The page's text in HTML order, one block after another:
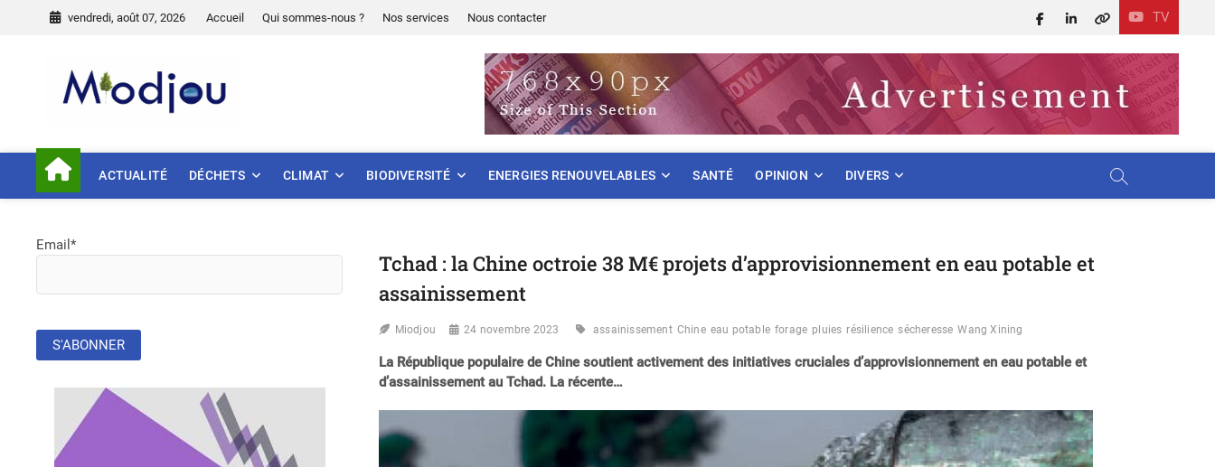
vendredi, août 07, 2026 Accueil Qui sommes-nous ? Nos services Nous contacter TV
Facebook
LinkedIn
X
ACTUALITÉ DÉCHETS CLIMAT BIODIVERSITÉ ENERGIES RENOUVELABLES SANTÉ OPINION DIVERS
Tchad : la Chine octroie 38 M€ projets d’approvisionnement en eau potable et
assainissement
Miodjou 24 novembre 2023 assainissement Chine eau potable forage pluies résilience sécheresse Wang Xining
La République populaire de Chine soutient activement des initiatives cruciales d’approvisionnement en eau potable et
d’assainissement au Tchad. La récente…
Email*